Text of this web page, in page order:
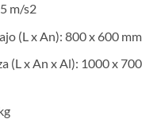
m/s2
(L x An): 800 x 600 mm
(L x An x Al): 1000 x 700